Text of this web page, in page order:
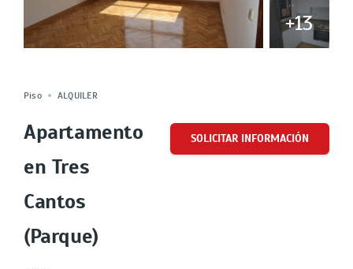
+13
Piso ALQUILER
Apartamento
en Tres
Cantos
(Parque)
SOLICITAR INFORMACIÓN